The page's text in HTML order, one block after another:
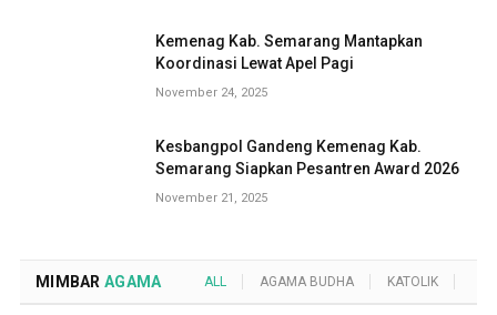
Kemenag Kab. Semarang Mantapkan
Koordinasi Lewat Apel Pagi
November 24, 2025
Kesbangpol Gandeng Kemenag Kab.
Semarang Siapkan Pesantren Award 2026
November 21, 2025
MIMBAR AGAMA ALL AGAMA BUDHA KATOLIK